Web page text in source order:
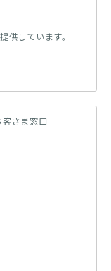
供しています。
さま窓口